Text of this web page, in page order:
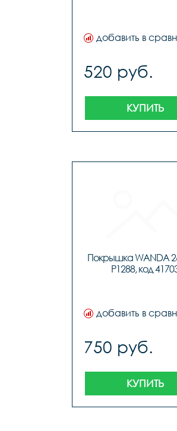
добавить в
520 руб.
КУПИТЬ
Покрышка WANDA
P1288, код
добавить в
750 руб.
КУПИТЬ